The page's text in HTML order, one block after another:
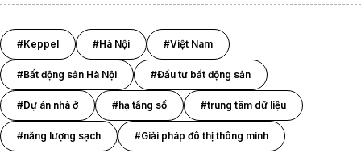
#Keppel #Hà Nội #Việt Nam
#Bất động sản Hà Nội #Đầu tư bất động sản
#Dự án nhà ở #hạ tầng số #trung tâm dữ liệu
#năng lượng sạch #Giải pháp đô thị thông minh